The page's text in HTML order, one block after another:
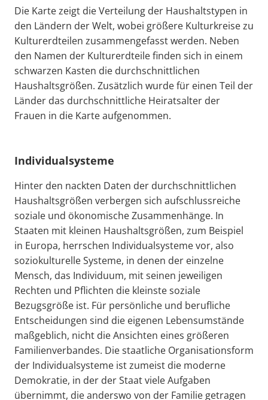
Die Karte zeigt die Verteilung der Haushaltstypen in
den Ländern der Welt, wobei größere Kulturkreise zu
Kulturerdteilen zusammengefasst werden. Neben
den Namen der Kulturerdteile finden sich in einem
schwarzen Kasten die durchschnittlichen
Haushaltsgrößen. Zusätzlich wurde für einen Teil der
Länder das durchschnittliche Heiratsalter der
Frauen in die Karte aufgenommen.
Individualsysteme
Hinter den nackten Daten der durchschnittlichen
Haushaltsgrößen verbergen sich aufschlussreiche
soziale und ökonomische Zusammenhänge. In
Staaten mit kleinen Haushaltsgrößen, zum Beispiel
in Europa, herrschen Individualsysteme vor, also
soziokulturelle Systeme, in denen der einzelne
Mensch, das Individuum, mit seinen jeweiligen
Rechten und Pflichten die kleinste soziale
Bezugsgröße ist. Für persönliche und berufliche
Entscheidungen sind die eigenen Lebensumstände
maßgeblich, nicht die Ansichten eines größeren
Familienverbandes. Die staatliche Organisationsform
der Individualsysteme ist zumeist die moderne
Demokratie, in der der Staat viele Aufgaben
übernimmt, die anderswo von der Familie getragen